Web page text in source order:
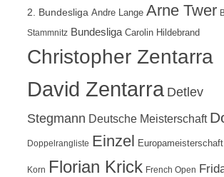
2. Bundesliga Andre Lange Arne Twer
Stammnitz Bundesliga Carolin Hildebrand
Christopher Zentarra
David Zentarra Detlev
Stegmann Deutsche Meisterschaft
Doppelrangliste Einzel Europameisterschaft
Korn Florian Krick French Open